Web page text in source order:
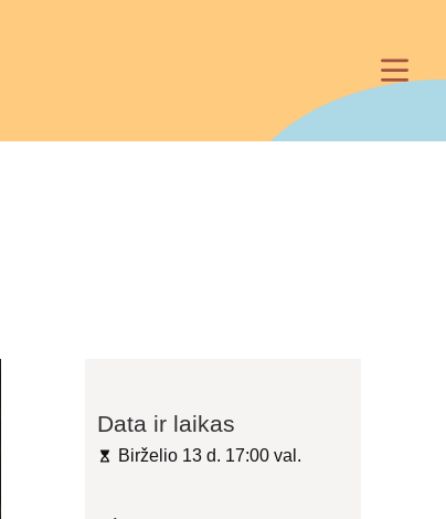
Data ir laikas
Birželio 13 d. 17:00 val.